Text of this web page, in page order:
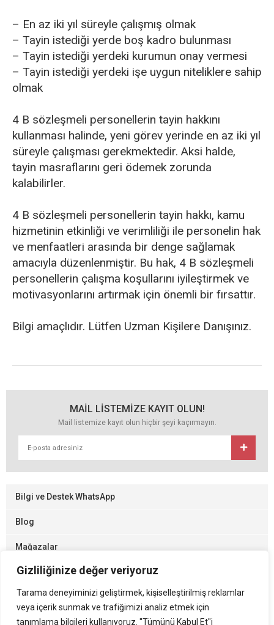
Gizliliğinize değer veriyoruz
Tarama deneyiminizi geliştirmek, kişiselleştirilmiş reklamlar
veya içerik sunmak ve trafiğimizi analiz etmek için
tanımlama bilgileri kullanıyoruz. "Tümünü Kabul Et"i
– En az iki yıl süreyle çalışmış olmak
– Tayin istediği yerde boş kadro bulunması
– Tayin istediği yerdeki kurumun onay vermesi
– Tayin istediği yerdeki işe uygun niteliklere sahip
olmak
4 B sözleşmeli personellerin tayin hakkını
kullanması halinde, yeni görev yerinde en az iki yıl
süreyle çalışması gerekmektedir. Aksi halde,
tayin masraflarını geri ödemek zorunda
kalabilirler.
4 B sözleşmeli personellerin tayin hakkı, kamu
hizmetinin etkinliği ve verimliliği ile personelin hak
ve menfaatleri arasında bir denge sağlamak
amacıyla düzenlenmiştir. Bu hak, 4 B sözleşmeli
personellerin çalışma koşullarını iyileştirmek ve
motivasyonlarını artırmak için önemli bir fırsattır.
Bilgi amaçlıdır. Lütfen Uzman Kişilere Danışınız.
MAİL LİSTEMİZE KAYIT OLUN!
Mail listemize kayıt olun hiçbir şeyi kaçırmayın.
Bilgi ve Destek WhatsApp
Blog
Mağazalar
Gizlilik ve Kullanım
Sistemimizde yer alan kullanıcıların oluşturduğu tüm içerik, görüş ve
bilgilerin doğruluğu, eksiksiz ve değişmez olduğu, yayınlanması ile